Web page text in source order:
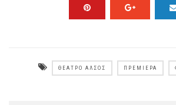
ΘΈΑΤΡΟ ΆΛΣΟΣ ΠΡΕΜΙΈΡΑ